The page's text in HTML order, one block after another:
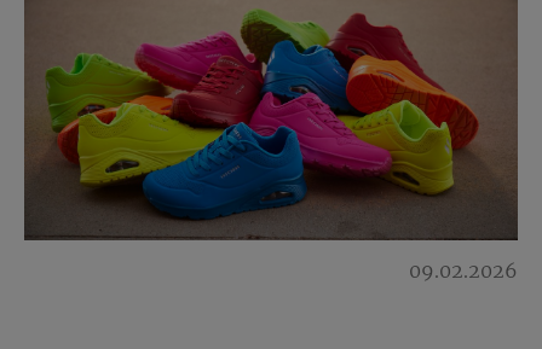
09.02.2026